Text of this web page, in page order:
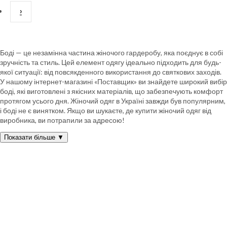
›
Боді — це незамінна частина жіночого гардеробу, яка поєднує в собі
зручність та стиль. Цей елемент одягу ідеально підходить для будь-
якої ситуації: від повсякденного використання до святкових заходів.
У нашому інтернет-магазині «Поставщик» ви знайдете широкий вибір
боді, які виготовлені з якісних матеріалів, що забезпечують комфорт
протягом усього дня. Жіночий одяг в Україні завжди був популярним,
і боді не є винятком. Якщо ви шукаєте, де купити жіночий одяг від
виробника, ви потрапили за адресою!
Показати більше ▼